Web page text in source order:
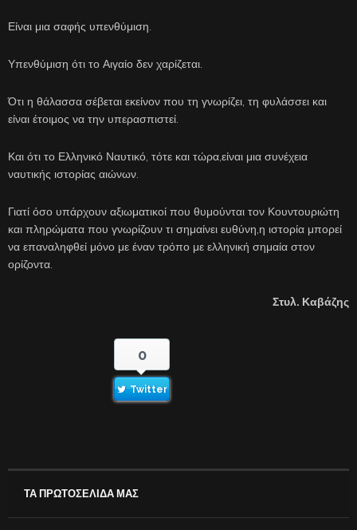
Είναι μια σαφής υπενθύμιση.
Υπενθύμιση ότι το Αιγαίο δεν χαρίζεται.
Ότι η θάλασσα σέβεται εκείνον που τη γνωρίζει, τη φυλάσσει και
είναι έτοιμος να την υπερασπιστεί.
Και ότι το Ελληνικό Ναυτικό, τότε και τώρα,είναι μια συνέχεια
ναυτικής ιστορίας αιώνων.
Γιατί όσο υπάρχουν αξιωματικοί που θυμούνται τον Κουντουριώτη
και πληρώματα που γνωρίζουν τι σημαίνει ευθύνη,η ιστορία μπορεί
να επαναληφθεί μόνο με έναν τρόπο με ελληνική σημαία στον
ορίζοντα.
Στυλ. Καβάζης
0
Twitter
ΤΑ ΠΡΩΤΟΣΕΛΙΔΑ ΜΑΣ